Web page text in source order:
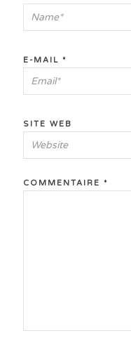
E-MAIL *
SITE WEB
COMMENTAIRE *